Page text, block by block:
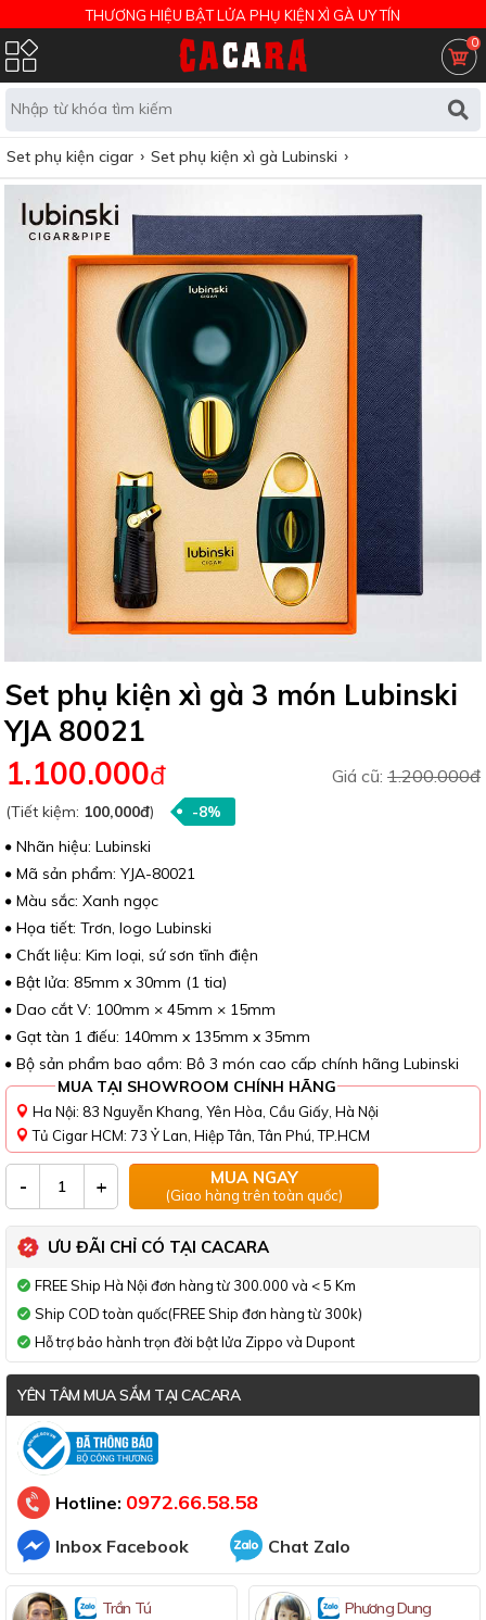
THƯƠNG HIỆU BẬT LỬA PHỤ KIỆN XÌ GÀ UY TÍN
0
Set phụ kiện cigar Set phụ kiện xì gà Lubinski
Set phụ kiện xì gà 3 món Lubinski
YJA 80021
Giá cũ: 1.200.000đ
1.100.000đ
(Tiết kiệm: 100,000đ) -8%
Nhãn hiệu: Lubinski
Mã sản phẩm: YJA-80021
Màu sắc: Xanh ngọc
Họa tiết: Trơn, logo Lubinski
Chất liệu: Kim loại, sứ sơn tĩnh điện
Bật lửa: 85mm x 30mm (1 tia)
Dao cắt V: 100mm × 45mm × 15mm
Gạt tàn 1 điếu: 140mm x 135mm x 35mm
Bộ sản phẩm bao gồm: Bộ 3 món cao cấp chính hãng Lubinski
MUA TẠI SHOWROOM CHÍNH HÃNG
Ha Nội: 83 Nguyễn Khang, Yên Hòa, Cầu Giấy, Hà Nội
Tủ Cigar HCM: 73 Ỷ Lan, Hiệp Tân, Tân Phú, TP.HCM
- + MUA NGAY
(Giao hàng trên toàn quốc)
ƯU ĐÃI CHỈ CÓ TẠI CACARA
FREE Ship Hà Nội đơn hàng từ 300.000 và < 5 Km
Ship COD toàn quốc(FREE Ship đơn hàng từ 300k)
Hỗ trợ bảo hành trọn đời bật lửa Zippo và Dupont
YÊN TÂM MUA SẮM TẠI CACARA
Đã thông báo Bộ Công Thương
Hotline: 0972.66.58.58
Inbox Facebook Chat Zalo
Trần Tú Phương Dung